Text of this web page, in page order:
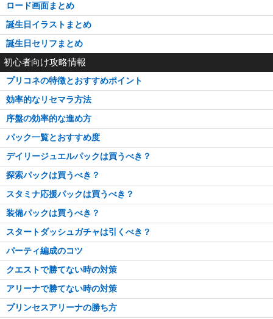
ロード画面まとめ
誕生日イラストまとめ
誕生日セリフまとめ
初心者向け攻略情報
プリコネの特徴とおすすめポイント
効率的なリセマラ方法
序盤の効率的な進め方
パック一覧とおすすめ度
デイリージュエルパックは買うべき？
探索パックは買うべき？
スタミナ応援パックは買うべき？
装備パックは買うべき？
スタートダッシュガチャは引くべき？
パーティ編成のコツ
クエストで勝てない時の対策
アリーナで勝てない時の対策
プリンセスアリーナの勝ち方